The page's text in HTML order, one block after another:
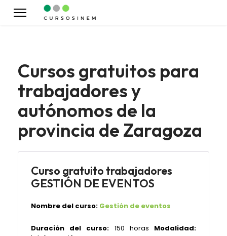
Cursos gratuitos para
trabajadores y
autónomos de la
provincia de Zaragoza
Curso gratuito trabajadores
GESTIÓN DE EVENTOS
Nombre del curso: Gestión de eventos
Duración del curso: 150 horas Modalidad: